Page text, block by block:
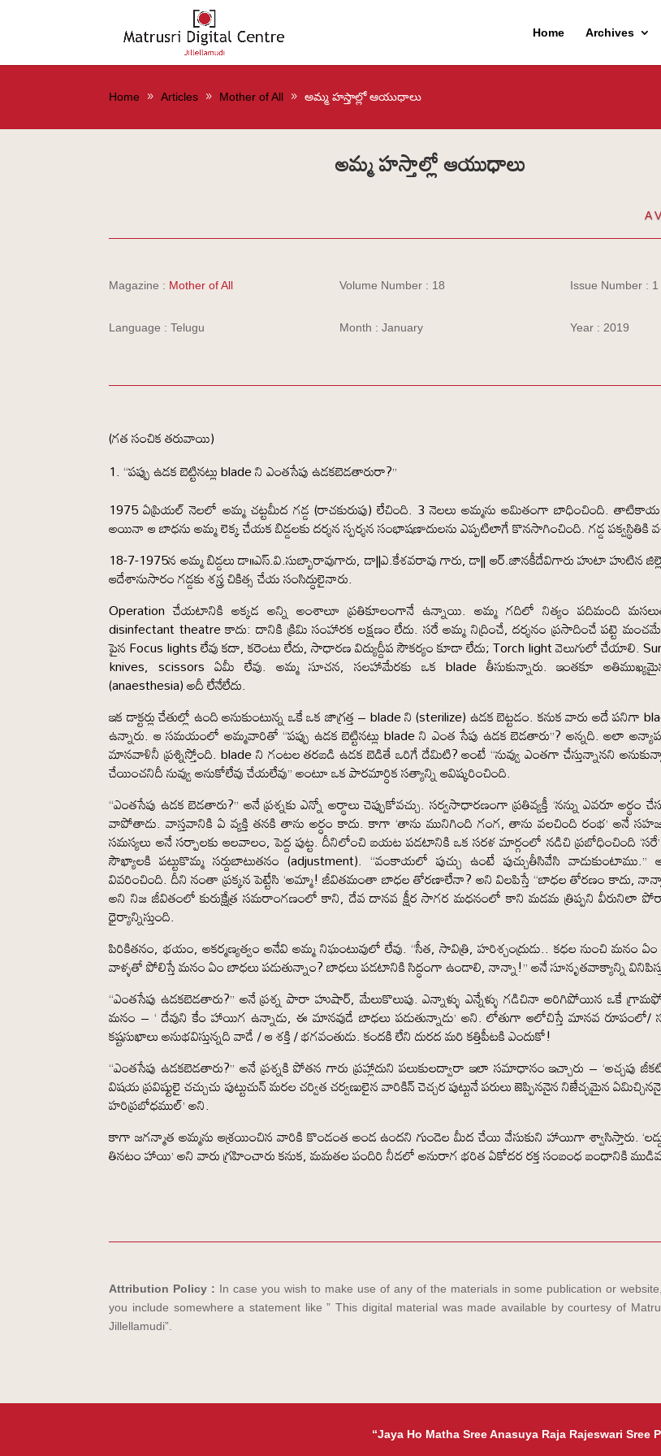
Home Archives
Home Articles Mother of All అమ్మ హస్తాల్లో ఆయుధాలు
అమ్మ హస్తాల్లో ఆయుధాలు
A
Magazine : Mother of All
Language : Telugu
Volume Number : 18
Month : January
Issue Number : 1
Year : 2019
(గత సంచిక తరువాయి)
“పప్పు ఉడక బెట్టినట్లు blade ని ఎంతసేపు ఉడకబెడతారురా?”
1975 ఏప్రియల్ నెలలో అమ్మ చట్టమీద గడ్డ (రాచకురుపు) లేచింది. 3 నెలలు అమ్మను అమితంగా బాధించింది.
అయినా ఆ బాధను అమ్మ లెక్క చేయక బిడ్డలకు దర్శన స్పర్శన సంభాషణాదులను ఎప్పటిలాగే కొనసాగించింది. గడ్డ పక్వస్థితికి
18-7-1975న అమ్మ బిడ్డలు డా॥ఎస్.వి.సుబ్బారావుగారు, డా||ఎ.కేశవరావు గారు, డా|| ఆర్.జానకీదేవిగారు హుటా హుటిన
ఆదేశానుసారం గడ్డకు శస్త్ర చికిత్స చేయ సంసిద్ధులైనారు.
Operation చేయటానికి అక్కడ అన్ని అంశాలూ ప్రతికూలంగానే ఉన్నాయి. అమ్మ గదిలో నిత్యం పదిమంది
disinfectant theatre కాదు: దానికి క్రిమి సంహారక లక్షణం లేదు. సరే అమ్మ నిద్రించే, దర్శనం ప్రసాదించే పట్టె
పైన Focus lights లేవు కదా, కరెంటు లేదు, సాధారణ విద్యుద్దీప సౌకర్యం కూడా లేదు; Torch light వెలుగులో చేయాలి.
knives, scissors ఏమీ లేవు. అమ్మ సూచన, సలహామేరకు ఒక blade తీసుకున్నారు. ఇంతకూ
(anaesthesia) అదీ లేనేలేదు.
ఇక డాక్టర్లు చేతుల్లో ఉంది అనుకుంటున్న ఒకే ఒక జాగ్రత్త – blade ని (sterilize) ఉడక బెట్టడం. కనుక వారు అదే పనిగా
ఉన్నారు. ఆ సమయంలో అమ్మవారితో “పప్పు ఉడక బెట్టినట్లు blade ని ఎంత సేపు ఉడక బెడతారు”? అన్నది. అలా
మానవాళినీ ప్రశ్నిస్తోంది. blade ని గంటల తరబడి ఉడక బెడితే ఒరిగే దేమిటి? అంటే “నువ్వు ఎంతగా చేస్తున్నానని
చేయించనిదీ నువ్వు అనుకోలేవు చేయలేవు” అంటూ ఒక పారమార్ధిక సత్యాన్ని ఆవిష్కరించింది.
“ఎంతసేపు ఉడక బెడతారు?” అనే ప్రశ్నకు ఎన్నో అర్థాలు చెప్పుకోవచ్చు. సర్వసాధారణంగా ప్రతివ్యక్తీ ‘నన్ను ఎవరూ అర్థం
వాపోతాడు. వాస్తవానికి ఏ వ్యక్తి తనకి తాను అర్ధం కాదు. కాగా ‘తాను మునిగింది గంగ, తాను వలచింది రంభ’ అనే
సమస్యలు అనే సర్పాలకు ఆలవాలం, పెద్ద పుట్ట. దీనిలోంచి బయట పడటానికి ఒక సరళ మార్గంలో నడిచి ప్రబోధించింది
సౌఖ్యాలకి పట్టుకొమ్మ సర్దుబాటుతనం (adjustment). “వంకాయలో పుచ్చు ఉంటే పుచ్చుతీసివేసి
వివరించింది. దీని నంతా ప్రక్కన పెట్టేసి ‘అమ్మా! జీవితమంతా బాధల తోరణాలేనా? అని విలపిస్తే “బాధల తోరణం కాదు,
అని నిజ జీవితంలో కురుక్షేత్ర సమరాంగణంలో కాని, దేవ దానవ క్షీర సాగర మధనంలో కాని మడమ త్రిప్పని వీరునిలా
ధైర్యాన్నిస్తుంది.
పిరికితనం, భయం, అకర్మణ్యత్వం అనేవి అమ్మ నిఘంటువులో లేవు. “సీత, సావిత్రి, హరిశ్చంద్రుడు.. కధల నుంచి మనం ఏం
వాళ్ళతో పోలిస్తే మనం ఏం బాధలు పడుతున్నాం? బాధలు పడటానికి సిద్ధంగా ఉండాలి, నాన్నా!” అనే సూనృతవాక్యాన్ని
“ఎంతసేపు ఉడకబెడతారు?” అనే ప్రశ్న పారా హుషార్, మేలుకొలుపు. ఎన్నాళ్ళు ఎన్నేళ్ళు గడిచినా అరిగిపోయిన ఒకే
మనం – ‘ దేవుని కేం హాయిగ ఉన్నాడు, ఈ మానవుడే బాధలు పడుతున్నాడు’ అని. లోతుగా ఆలోచిస్తే మానవ రూపంలో/
కష్టసుఖాలు అనుభవిస్తున్నది వాడే / ఆ శక్తి / భగవంతుడు. కందకి లేని దురద మరి కత్తిపీటకి ఎందుకో!
“ఎంతసేపు ఉడకబెడతారు?” అనే ప్రశ్నకి పోతన గారు ప్రహ్లాదుని పలుకులద్వారా ఇలా సమాధానం ఇచ్చారు – ‘అచ్చపు
విషయ ప్రవిష్టులై చచ్చుచు పుట్టుచున్ మరల చర్విత చర్వణులైన వారికిన్ చెచ్చర పుట్టునే పరులు జెప్పిననైన నిజేచ్ఛమైన
హరిప్రబోధముల్’ అని.
కాగా జగన్మాత అమ్మను ఆశ్రయించిన వారికి కొండంత అండ ఉందని గుండెల మీద చేయి వేసుకుని హాయిగా శ్వాసిస్తారు.
తినటం హాయి’ అని వారు గ్రహించారు కనుక, మమతల పందిరి నీడలో అనురాగ భరిత ఏకోదర రక్త సంబంధ బంధానికి
Attribution Policy : In case you wish to make use of any of the materials in some publication or
you include somewhere a statement like ” This digital material was made available by courtesy of
Jillellamudi”.
“Jaya Ho Matha Sree Anasuya Raja Rajeswari Sree